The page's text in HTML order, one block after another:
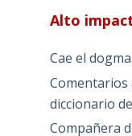
Alto
Cae el dogma
Comentarios
diccionario
Compañera